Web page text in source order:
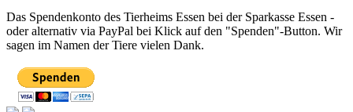
Das Spendenkonto des Tierheims Essen bei der Sparkasse Essen -
oder alternativ via PayPal bei Klick auf den "Spenden"-Button. Wir
sagen im Namen der Tiere vielen Dank.